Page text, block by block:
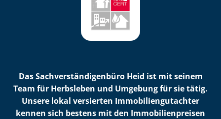
Das Sach­ver­stän­di­gen­bü­ro Heid ist mit seinem
Team für Herbsleben und Umgebung für sie tätig.
Unsere lokal versierten Im­mo­bi­li­en­gut­ach­ter
kennen sich bestens mit den Im­mo­bi­li­en­prei­sen